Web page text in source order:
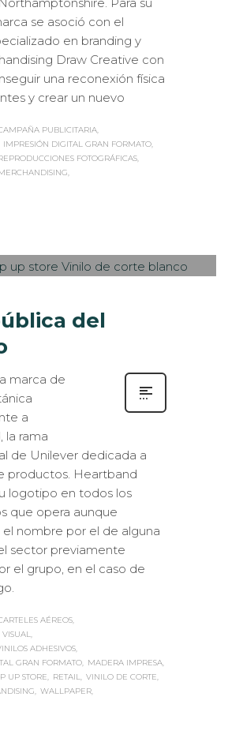
se asoció con el
en branding y
Draw Creative con
una reconexión física
y crear un nuevo
IMPRESIÓN DIGITAL GRAN FORMATO
FOTOGRÁFICAS
del
a
rama
de Unilever dedicada a
productos. Heartband
logotipo en todos los
que opera aunque
nombre por el de alguna
sector previamente
el grupo, en el caso de
ADHESIVOS
GRAN FORMATO
UP STORE RETAIL
VINILO DE CORTE
WALLPAPER